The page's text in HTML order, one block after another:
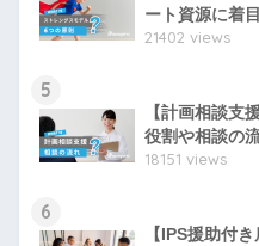
ート資源に着
21402 views
5
【計画相談支
役割や相談の
18151 views
6
【IPS援助付